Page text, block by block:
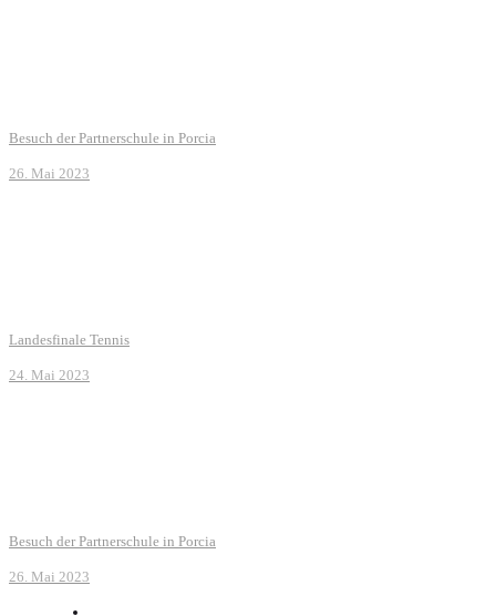
Besuch der Partnerschule in Porcia
26. Mai 2023
Landesfinale Tennis
24. Mai 2023
Besuch der Partnerschule in Porcia
26. Mai 2023